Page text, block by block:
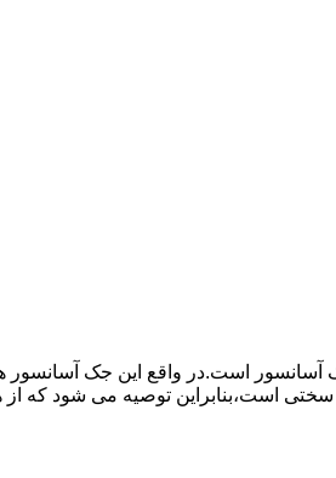
آسانسور است.در واقع این جک
است،بنابراین توصیه می شود که از